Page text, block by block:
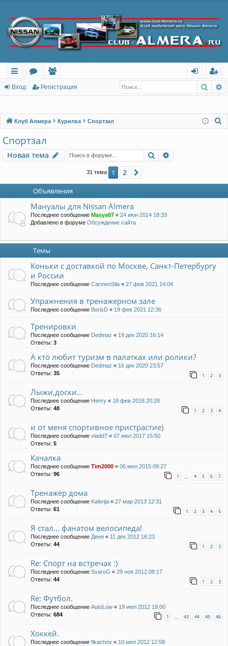
с
лк
о
м
ол
ов
ел
ег
тр
Вход Регистрация
Клуб Алмера Курилка Спортзал
Спортзал
Новая тема Поиск
31 тема 1 2
Объявления
Мануалы для Nissan Almera
Последнее сообщение Masya87 « 24 июн 2014 18:33
Добавлено в форуме Обсуждение сайта
Темы
Коньки с доставкой по Москве, Санкт-Петербургу
и России
Последнее сообщение CarmenSila « 27 фев 2021 14:04
Упражнения в тренажерном зале
Последнее сообщение BorisD « 19 фев 2021 12:36
Тренировки
Последнее сообщение Dedmaz « 19 дек 2020 16:14
Ответы: 3
А кто любит туризм в палатках или ролики?
Последнее сообщение Dedmaz « 16 дек 2020 23:57
Ответы: 35 1 2 3
Лыжи,доски...
Последнее сообщение Henry « 18 фев 2018 20:28
Ответы: 48 1 2 3 4
и от меня спортивное пристрастие)
Последнее сообщение vladd7 « 07 июл 2017 15:50
Ответы: 5
Качалка
Последнее сообщение Tim2000 « 06 июл 2015 09:27
Ответы: 96 1 … 4 5 6 7
Тренажёр дома
Последнее сообщение Kalerija « 27 мар 2013 12:31
Ответы: 61 1 2 3 4 5
Я стал... фанатом велосипеда!
Последнее сообщение Деня « 11 дек 2012 16:23
Ответы: 44 1 2 3
Re: Спорт на встречах :)
Последнее сообщение SvaroG « 29 ноя 2012 08:17
Ответы: 44 1 2 3
Re: Футбол.
Последнее сообщение AutoLow « 19 июл 2012 19:00
Ответы: 684 1 … 43 44 45 46
Хоккей.
Последнее сообщение fikachov « 10 июл 2012 12:58